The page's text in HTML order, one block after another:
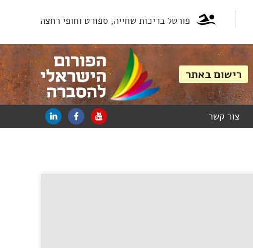
פורטל בריכות שחייה, ספורט וחופי רחצה
צור קשר